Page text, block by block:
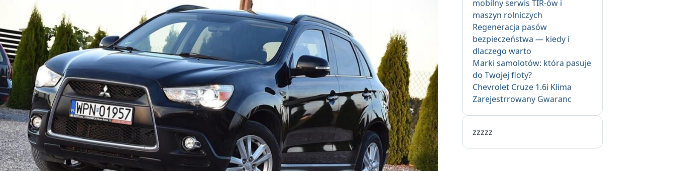
mobilny serwis TIR-ów i
maszyn rolniczych
Regeneracja pasów
bezpieczeństwa — kiedy i
dlaczego warto
Marki samolotów: która pasuje
do Twojej floty?
Chevrolet Cruze 1.6i Klima
Zarejestrrowany Gwaranc
zzzzz